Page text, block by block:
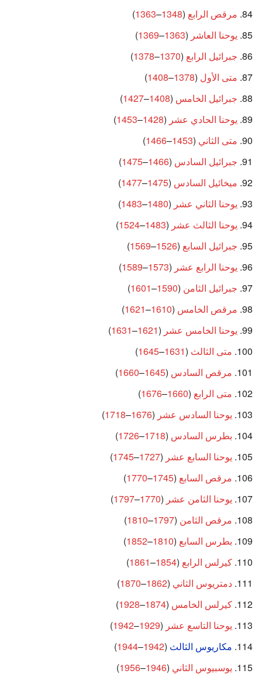
مرقص الرابع (
1348
–
1363
)
يوحنا العاشر (
1363
–
1369
)
جبرائيل الرابع (
1370
–
1378
)
متى الأول (
1378
–
1408
)
جبرائيل الخامس (
1408
–
1427
)
يوحنا الحادي عشر (
1428
–
1453
)
متى الثاني (
1453
–
1466
)
جبرائيل السادس (
1466
–
1475
)
ميخائيل السادس (
1475
–
1477
)
يوحنا الثاني عشر (
1480
–
1483
)
يوحنا الثالث عشر (
1483
–
1524
)
جبرائيل السابع (
1526
–
1569
)
يوحنا الرابع عشر (
1573
–
1589
)
جبرائيل الثامن (
1590
–
1601
)
مرقص الخامس (
1610
–
1621
)
يوحنا الخامس عشر (
1621
–
1631
)
متى الثالث (
1631
–
1645
)
مرقص السادس (
1645
–
1660
)
متى الرابع (
1660
–
1676
)
يوحنا السادس عشر (
1676
–
1718
)
بطرس السادس (
1718
–
1726
)
يوحنا السابع عشر (
1727
–
1745
)
مرقص السابع (
1745
–
1770
)
يوحنا الثامن عشر (
1770
–
1797
)
مرقص الثامن (
1797
–
1810
)
بطرس السابع (
1810
–
1852
)
كيرلس الرابع (
1854
–
1861
)
دمتريوس الثاني (
1862
–
1870
)
كيرلس الخامس (
1874
–
1928
)
يوحنا التاسع عشر (
1929
–
1942
)
مكاريوس الثالث (
1942
–
1944
)
يوسبيوس الثاني (
1946
–
1956
)